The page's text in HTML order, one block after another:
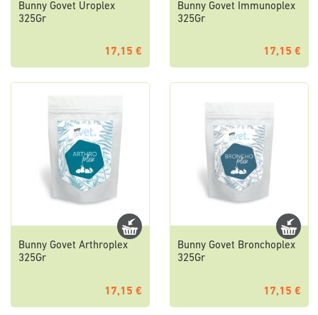
Bunny Govet Uroplex
325Gr
17,15 €
Bunny Govet Immunoplex
325Gr
17,15 €
Bunny Govet Arthroplex
325Gr
17,15 €
Bunny Govet Bronchoplex
325Gr
17,15 €